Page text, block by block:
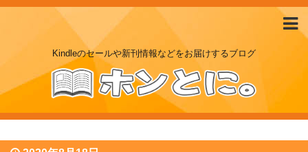
Kindleのセールや新刊情報などをお届けするブログ